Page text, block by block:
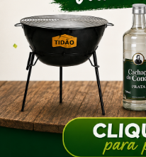
Artigos